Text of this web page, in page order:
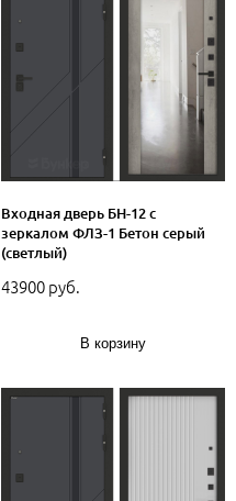
Входная дверь БН-12 с
зеркалом ФЛЗ-1 Бетон серый
(светлый)
43900 руб.
В корзину